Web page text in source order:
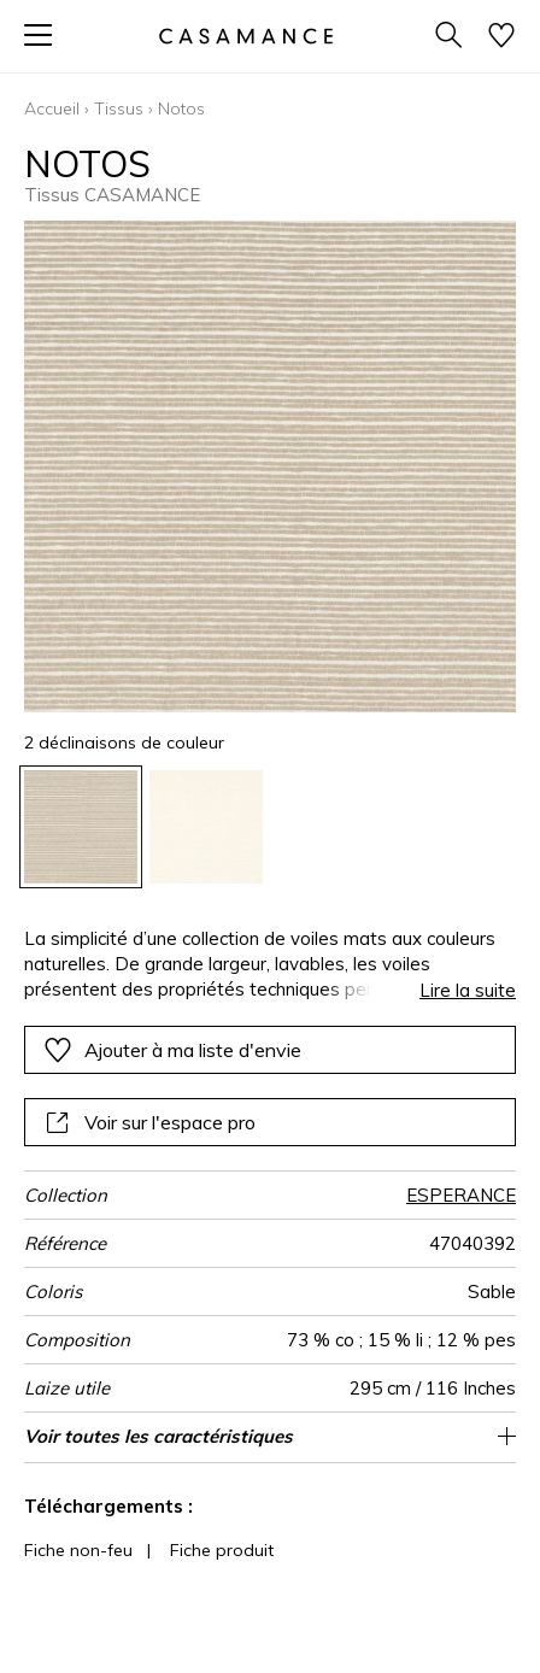
Accueil › Tissus › Notos
NOTOS
Tissus CASAMANCE
2 déclinaisons de couleur
La simplicité d’une collection de voiles mats aux couleurs
naturelles. De grande largeur, lavables, les voiles
présentent des propriétés techniques performantes et
gardiens de votre intimité tout en permettant à la lumière
de les traverser. D’autres, d’une construction ajourée,
aérienne et vaporeuse se décline dans une gamme de
blancs et beiges naturels.
Lire la suite
Ajouter à ma liste d'envie
Voir sur l'espace pro
Collection ESPERANCE
Référence 47040392
Coloris Sable
Composition 73 % co ; 15 % li ; 12 % pes
Laize utile 295 cm / 116 Inches
Rétrécissement <3%
Raccord Raccord libre
Sens De large
Poids g/m² 250
Performance
Accoustique
aw - 0.15
Usage
Entretien
Pays d'origine Inde
Caractéristiques
Outdoor
Conseils
de
Egalement adapté pour des confections
telles que les stores américains / les tissus
Voir toutes les caractéristiques
Téléchargements :
Fiche non-feu | Fiche produit